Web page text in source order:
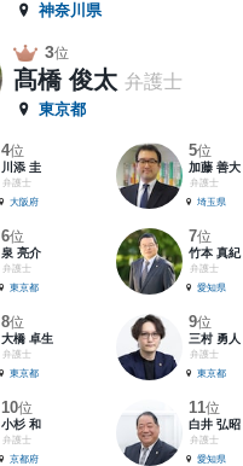
神奈川県
3位
髙橋 俊太 弁護士
東京都
4位
川添 圭
弁護士
大阪府
5位
加藤 善大
弁護士
埼玉県
6位
泉 亮介
弁護士
東京都
7位
竹本 真紀
弁護士
愛知県
8位
大橋 卓生
弁護士
東京都
9位
三村 勇人
弁護士
東京都
10位
小杉 和
弁護士
京都府
11位
白井 弘昭
弁護士
愛知県